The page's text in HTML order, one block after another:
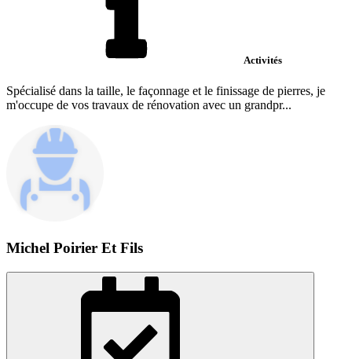
Activités
Spécialisé dans la taille, le façonnage et le finissage de pierres, je
m'occupe de vos travaux de rénovation avec un grandpr...
Michel Poirier Et Fils